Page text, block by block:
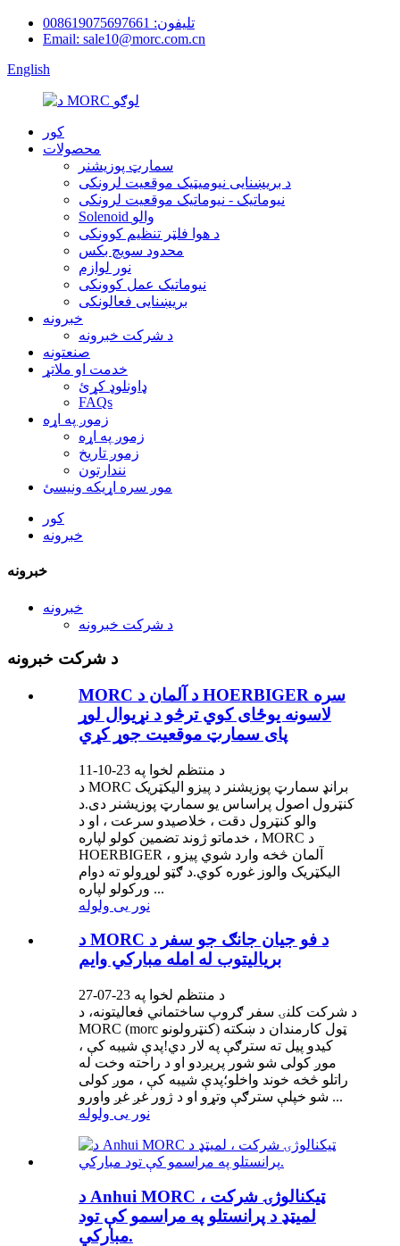
تلیفون: 008619075697661
Email: sale10@morc.com.cn
English
کور
محصولات
سمارټ پوزیشنر
د بریښنایی نیومیټیک موقعیت لرونکی
نیوماتیک - نیوماتیک موقعیت لرونکی
Solenoid والو
د هوا فلټر تنظیم کوونکی
محدود سویچ بکس
نور لوازم
نیوماتیک عمل کوونکی
بریښنایی فعالونکی
خبرونه
د شرکت خبرونه
صنعتونه
خدمت او ملاتړ
ډاونلوډ کړئ
FAQs
زموږ په اړه
زموږ په اړه
زموږ تاریخ
نندارتون
موږ سره اړیکه ونیسئ
کور
خبرونه
خبرونه
خبرونه
د شرکت خبرونه
د شرکت خبرونه
MORC د آلمان د HOERBIGER سره
لاسونه یوځای کوي ترڅو د نړیوال لوړ
پای سمارټ موقعیت جوړ کړي
د منتظم لخوا په 23-10-11
د MORC برانډ سمارټ پوزیشنر د پیزو الیکټریک
کنټرول اصول پراساس یو سمارټ پوزیشنر دی.د
والو کنټرول دقت ، خلاصیدو سرعت ، او د
خدماتو ژوند تضمین کولو لپاره ، MORC د
HOERBIGER ، آلمان څخه وارد شوي پیزو
الیکټریک والوز غوره کوي.د ګټو لوړولو ته دوام
ورکولو لپاره ...
نور یی ولوله
د MORC د فو جيان جانګ جو سفر د
برياليتوب له امله مبارکي وايم
د منتظم لخوا په 23-07-27
د شرکت کلنۍ سفر ګروپ ساختماني فعالیتونه، د
MORC (morc کنټرولونو) ټول کارمندان د ښکته
کیدو پیل ته سترګې په لار دي!پدې شیبه کې ،
موږ کولی شو شور پریږدو او د راحته وخت له
راتلو څخه خوند واخلو؛پدې شیبه کې ، موږ کولی
شو خپلې سترګې وتړو او د ژور غږ غږ واورو ...
نور یی ولوله
د Anhui MORC ټیکنالوژۍ شرکت ،
لمیټډ د پرانستلو په مراسمو کې تود
مبارکي.